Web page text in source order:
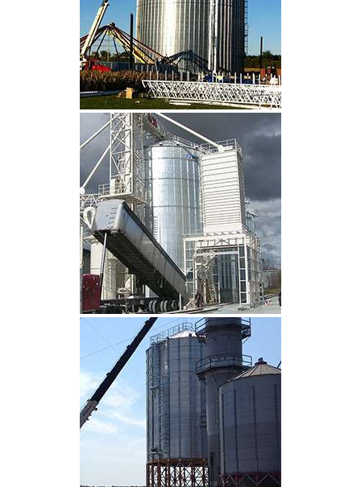
CLIQUEZ POUR AGRANDIR
CLIQUEZ POUR AGRANDIR